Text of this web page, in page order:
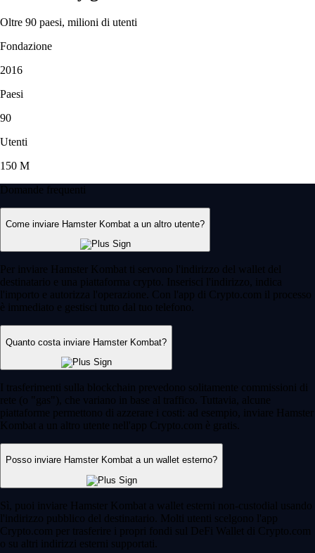
Oltre 90 paesi, milioni di utenti
Fondazione
2016
Paesi
90
Utenti
150 M
Domande frequenti
Come inviare Hamster Kombat a un altro utente?
Per inviare Hamster Kombat ti servono l'indirizzo del wallet del
destinatario e una piattaforma crypto. Inserisci l'indirizzo, indica
l'importo e autorizza l'operazione. Con l'app di Crypto.com il processo
è immediato e gestisci tutto dal tuo telefono.
Quanto costa inviare Hamster Kombat?
I trasferimenti sulla blockchain prevedono solitamente commissioni di
rete (o "gas"), che variano in base al traffico. Tuttavia, alcune
piattaforme permettono di azzerare i costi: ad esempio, inviare Hamster
Kombat a un altro utente nell'app Crypto.com è gratis.
Posso inviare Hamster Kombat a un wallet esterno?
Sì, puoi inviare Hamster Kombat a wallet esterni non-custodial usando
l'indirizzo pubblico del destinatario. Molti utenti scelgono l'app
Crypto.com per trasferire i propri fondi sul DeFi Wallet di Crypto.com
o su altri indirizzi esterni supportati.